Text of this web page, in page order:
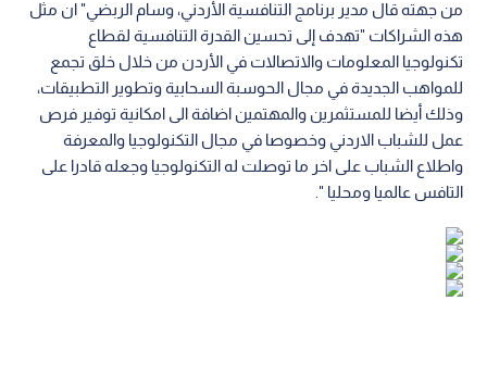
من جهته قال مدير برنامج التنافسية الأردني، وسام الربضي" ان مثل
هذه الشراكات "تهدف إلى تحسين القدرة التنافسية لقطاع
تكنولوجيا المعلومات والاتصالات في الأردن من خلال خلق تجمع
للمواهب الجديدة في مجال الحوسبة السحابية وتطوير التطبيقات،
وذلك أيضا للمستثمرين والمهتمين اضافة الى امكانية توفير فرص
عمل للشباب الاردني وخصوصا في مجال التكنولوجيا والمعرفة
واطلاع الشباب على اخر ما توصلت له التكنولوجيا وجعله قادرا على
التافس عالميا ومحليا ".